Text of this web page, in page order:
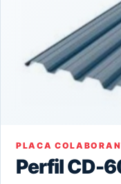
PLACA
Perfil CD-